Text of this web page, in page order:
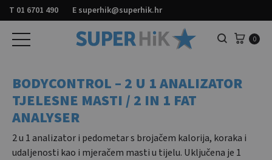
T 01 6701 490 E superhik@superhik.hr
Pretraga 0
BODYCONTROL – 2 U 1 ANALIZATOR
TJELESNE MASTI / 2 IN 1 FAT
ANALYSER
2 u 1 analizator i pedometar s brojačem kalorija, koraka i
udaljenosti kao i mjeračem masti u tijelu. Uključena je 1